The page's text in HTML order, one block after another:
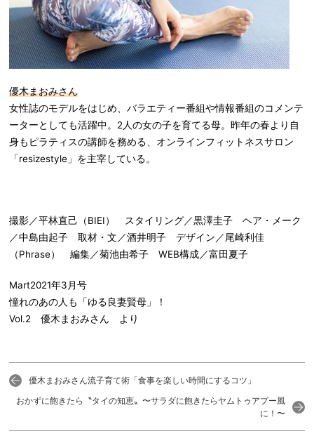
優木まおみさん
女性誌のモデルをはじめ、バラエティー番組や情報番組のコメンテ
ーターとしても活躍中。2人の女の子を育てる母。昨年の春より自
身もピラティスの講師を務める、オンラインフィットネスサロン
「resizestyle」を主宰している。
撮影／平林直己（BIEI） スタイリング／黒澤圭子 ヘア・メーク
／中島由起子 取材・文／酒井明子 デザイン／尾崎利佳
（Phrase） 編集／菊池由希子 WEB構成／富田夏子
Mart2021年3月号
憧れのあの人も「ゆる良妻賢母」！
Vol.2 優木まおみさん より
優木まおみさん流子育て術「食事を楽しい時間にするコツ」
おかずに飽きたら〝タイの知恵〟〜サラダに飽きたらヤムトゥアプー風
に！〜